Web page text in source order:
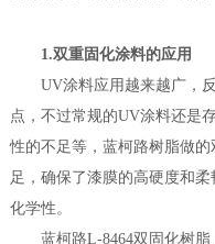
1.双重固化涂料的应用
UV涂料应用越来越广，反
点，不过常规的UV涂料还是
性的不足等，蓝柯路树脂做
足，确保了漆膜的高硬度和
化学性。
蓝柯路L-8464双固化树脂